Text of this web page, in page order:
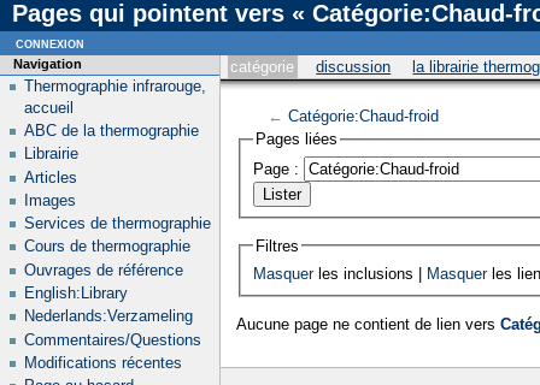
Pages qui pointent vers « Catégorie:Chaud-
catégorie discussion la librairie
← Catégorie:Chaud-froid
Pages liées
Page :
Filtres
Masquerles inclusions | Masquerles
Aucune page ne contient de lien vers
Navigation
Thermographie infrarouge,
accueil
ABC de la thermographie
Librairie
Articles
Images
Services de thermographie
Cours de thermographie
Ouvrages de référence
English:Library
Nederlands:Verzameling
Commentaires/Questions
Modifications récentes
connexion